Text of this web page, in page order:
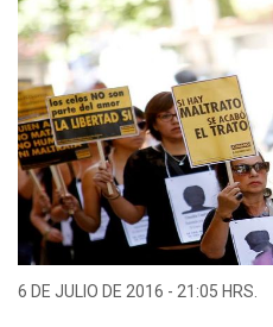
6 DE JULIO DE 2016 - 21:05 HRS.